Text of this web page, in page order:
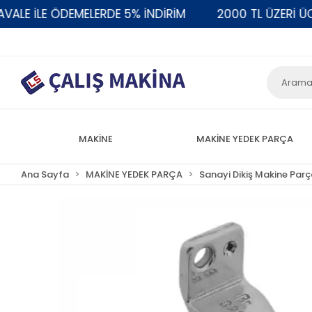
İLE ÖDEMELERDE 5% İNDİRİM 2000 TL ÜZERİ
MAKİNE MAKİNE YEDEK PARÇA
Ana Sayfa MAKİNE YEDEK PARÇA Sanayi Dikiş Makine